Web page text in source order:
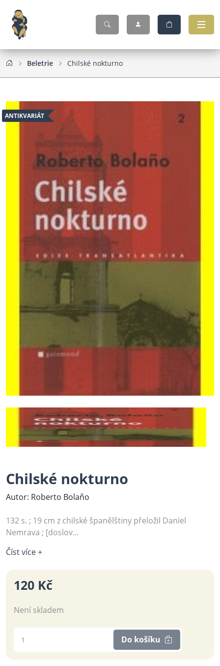
Beletrie Chilské nokturno
ANTIKVARIÁT
Chilské nokturno
Autor: Roberto Bolaňo
132 s. ; 19 cm z chilské španělštiny přeložil Daniel
Nemrava ; [doslov...
Číst více +
120 Kč
Není skladem
Do košíku